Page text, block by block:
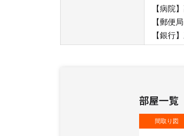
【病院
【郵便
【銀行
部屋一覧
間取り図